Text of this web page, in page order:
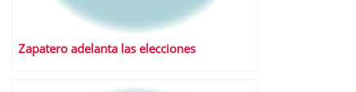
Zapatero adelanta las elecciones